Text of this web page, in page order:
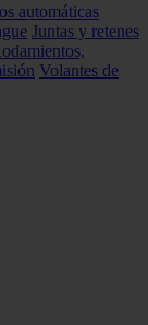
automáticas
Juntas y retenes
Volantes de